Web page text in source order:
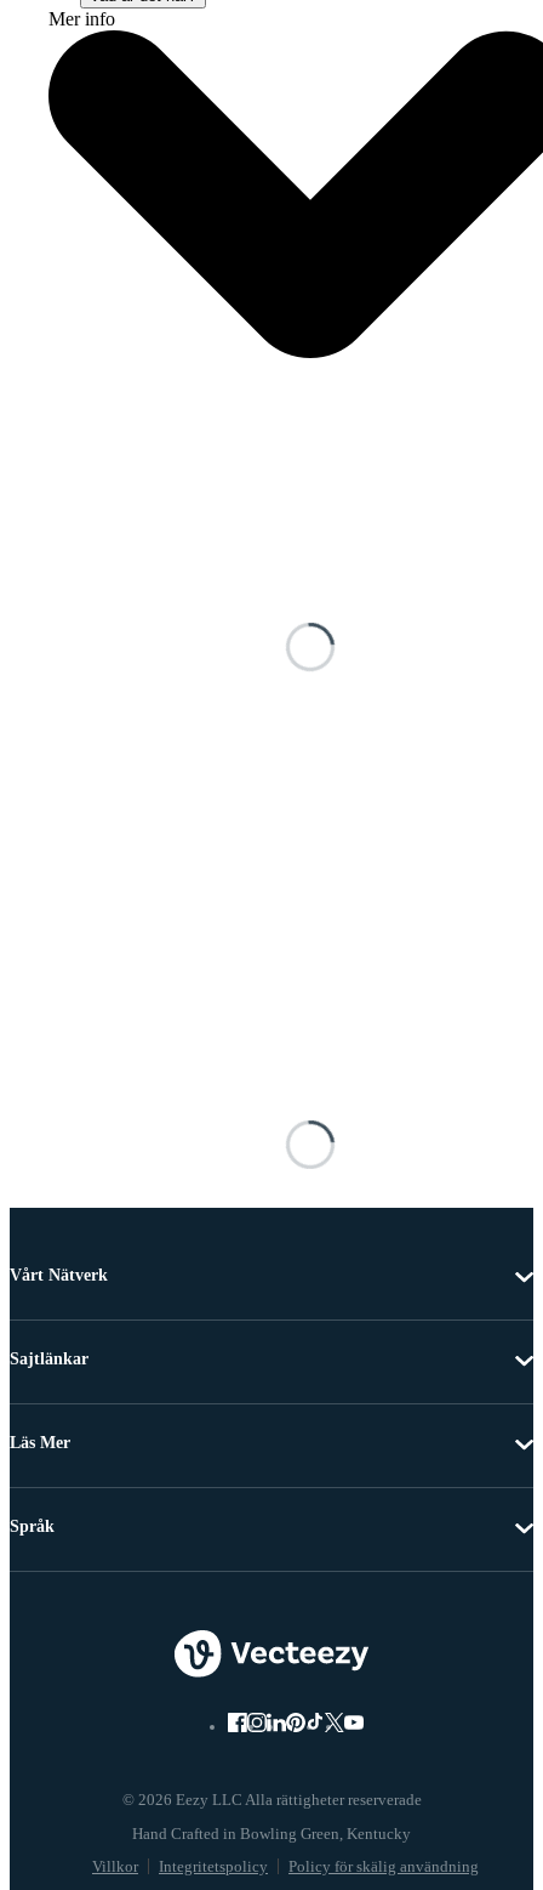
Mer info
Vårt Nätverk
Sajtlänkar
Läs Mer
© 2026 Eezy LLC Alla rättigheter reserverade
Villkor Integritetspolicy Policy för skälig användning
Språk